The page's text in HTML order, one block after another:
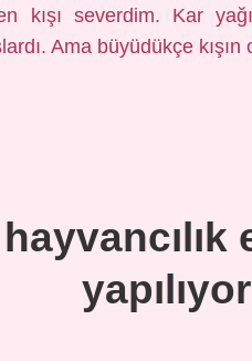
kışı severdim. Kar
Ama büyüdükçe